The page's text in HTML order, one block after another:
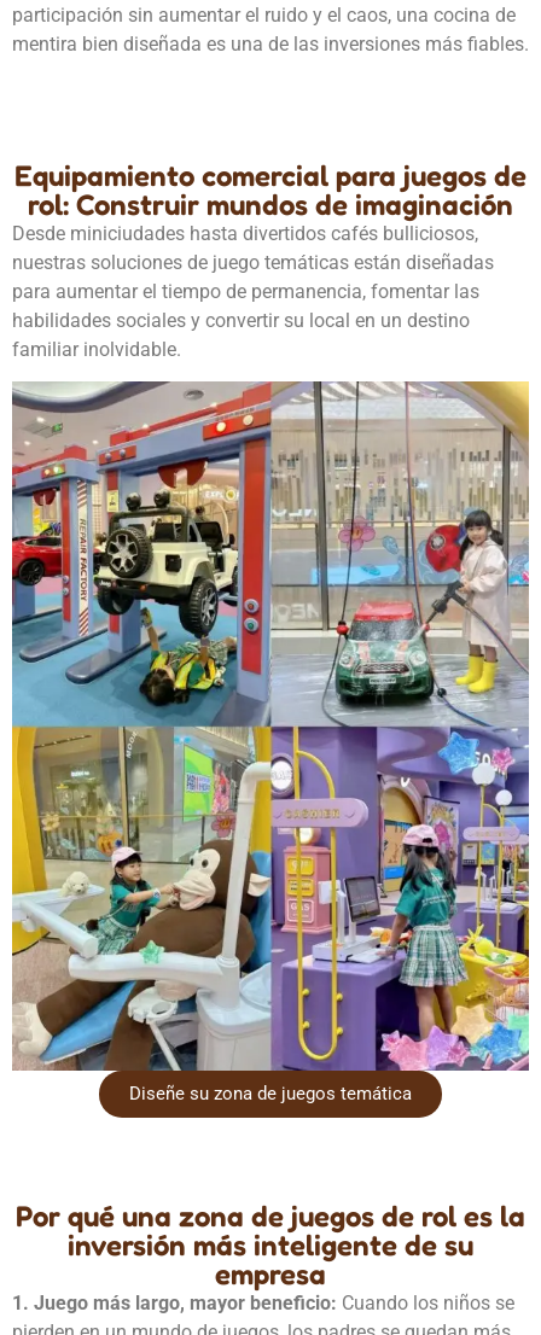
participación sin aumentar el ruido y el caos, una cocina de
mentira bien diseñada es una de las inversiones más fiables.
Equipamiento comercial para juegos de
rol: Construir mundos de imaginación
Desde miniciudades hasta divertidos cafés bulliciosos,
nuestras soluciones de juego temáticas están diseñadas
para aumentar el tiempo de permanencia, fomentar las
habilidades sociales y convertir su local en un destino
familiar inolvidable.
Diseñe su zona de juegos temática
Por qué una zona de juegos de rol es la
inversión más inteligente de su
empresa
1. Juego más largo, mayor beneficio: Cuando los niños se